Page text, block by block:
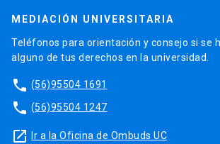
MEDIACIÓN UNIVERSITARIA
Teléfonos para orientación y consejo si se
alguno de tus derechos en la universidad.
phone (56)95504 1691
phone (56)95504 1247
launch Ir a la Oficina de Ombuds UC